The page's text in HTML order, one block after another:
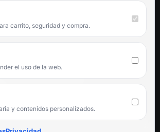
SOBRE 5 EN GOOGLE
carrito, seguridad y compra.
el uso de la web.
y contenidos personalizados.